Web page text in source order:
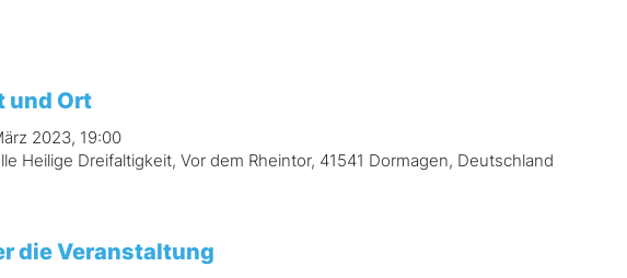
und Ort
2023, 19:00
Heilige Dreifaltigkeit, Vor dem Rheintor, 41541 Dormagen, Deutschland
die Veranstaltung